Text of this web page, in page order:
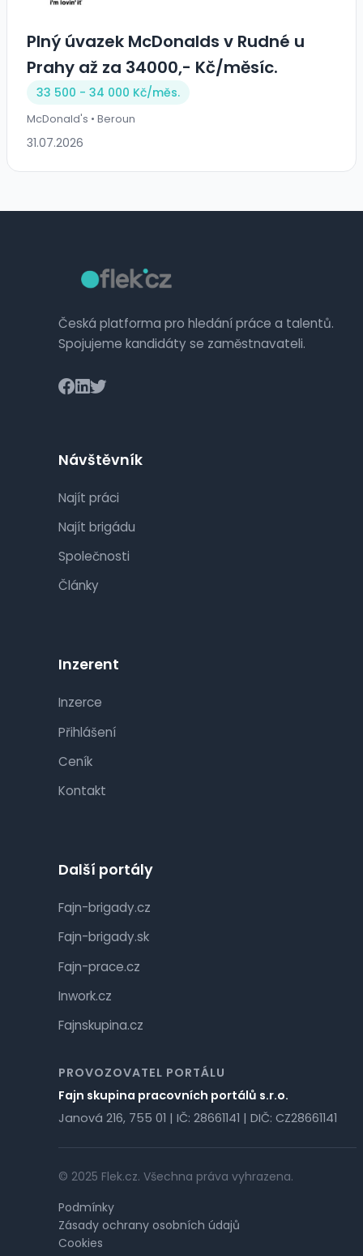
Plný úvazek McDonalds v Rudné u
Prahy až za 34000,- Kč/měsíc.
33 500 - 34 000 Kč/měs.
McDonald's • Beroun
31.07.2026
Česká platforma pro hledání práce a talentů.
Spojujeme kandidáty se zaměstnavateli.
Návštěvník
Najít práci
Najít brigádu
Společnosti
Články
Inzerent
Inzerce
Přihlášení
Ceník
Kontakt
Další portály
Fajn-brigady.cz
Fajn-brigady.sk
Fajn-prace.cz
Inwork.cz
Fajnskupina.cz
PROVOZOVATEL PORTÁLU
Fajn skupina pracovních portálů s.r.o.
Janová 216, 755 01 | IČ: 28661141 | DIČ: CZ28661141
© 2025 Flek.cz. Všechna práva vyhrazena.
Podmínky
Zásady ochrany osobních údajů
Cookies